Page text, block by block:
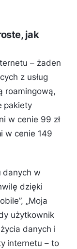
jak
– żaden
z usług
roamingową,
pakiety
w cenie 99 zł
w cenie 149
danych w
dzięki
„Moja
użytkownik
danych i
internetu – to